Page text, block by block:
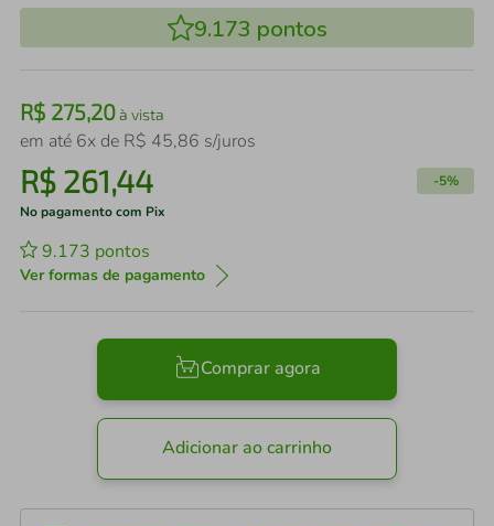
9.173 pontos
R$ 275,20à vista
em até 6x de R$ 45,86 s/juros
R$ 261,44 -5%
No pagamento com Pix
9.173 pontos
Ver formas de pagamento
Comprar agora
Adicionar ao carrinho